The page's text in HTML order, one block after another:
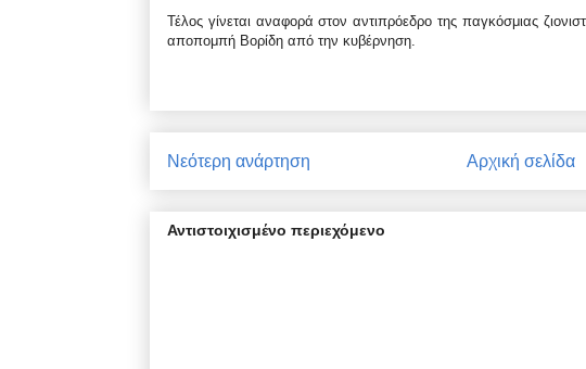
Τέλος γίνεται αναφορά στον αντιπρόεδρο της παγκόσμιας
αποπομπή Βορίδη από την κυβέρνηση.
Νεότερη ανάρτηση Αρχική σελίδα
Αντιστοιχισμένο περιεχόμενο